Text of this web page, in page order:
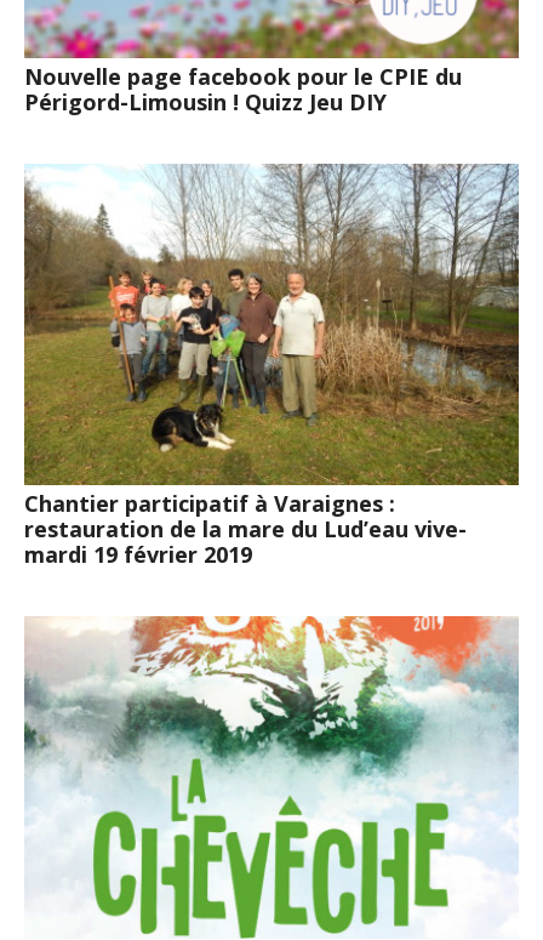
Nouvelle page facebook pour le CPIE du
Périgord-Limousin ! Quizz Jeu DIY
Chantier participatif à Varaignes :
restauration de la mare du Lud’eau vive-
mardi 19 février 2019